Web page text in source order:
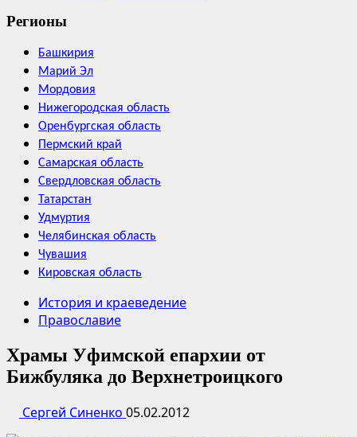
Регионы
Башкирия
Марий Эл
Мордовия
Нижегородская область
Оренбургская область
Пермский край
Самарская область
Свердловская область
Татарстан
Удмуртия
Челябинская область
Чувашия
Кировская область
История и краеведение
Православие
Храмы Уфимской епархии от
Бижбуляка до Верхнетроицкого
Сергей Синенко 05.02.2012